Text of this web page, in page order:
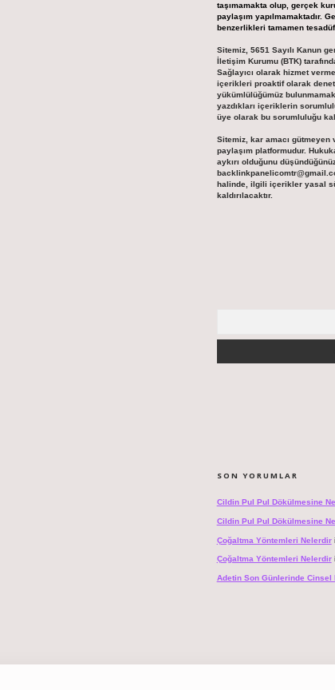
taşımamakta olup, gerçek
paylaşım yapılmamaktadır.
benzerlikleri tamamen
Sitemiz, 5651 Sayılı Kanun
İletişim Kurumu (BTK)
Sağlayıcı olarak hizmet
içerikleri proaktif olarak
yükümlülüğümüz
yazdıkları içeriklerin
üye olarak bu sorumluluğu
Sitemiz, kar amacı
paylaşım platformudur.
aykırı olduğunu
halinde, ilgili içerikler yasal
kaldırılacaktır.
SON YORUMLAR
Cildin Pul Pul Dökülmesine
Cildin Pul Pul Dökülmesine
Çoğaltma Yöntemleri Nelerdir
Çoğaltma Yöntemleri Nelerdir
Adetin Son Günlerinde